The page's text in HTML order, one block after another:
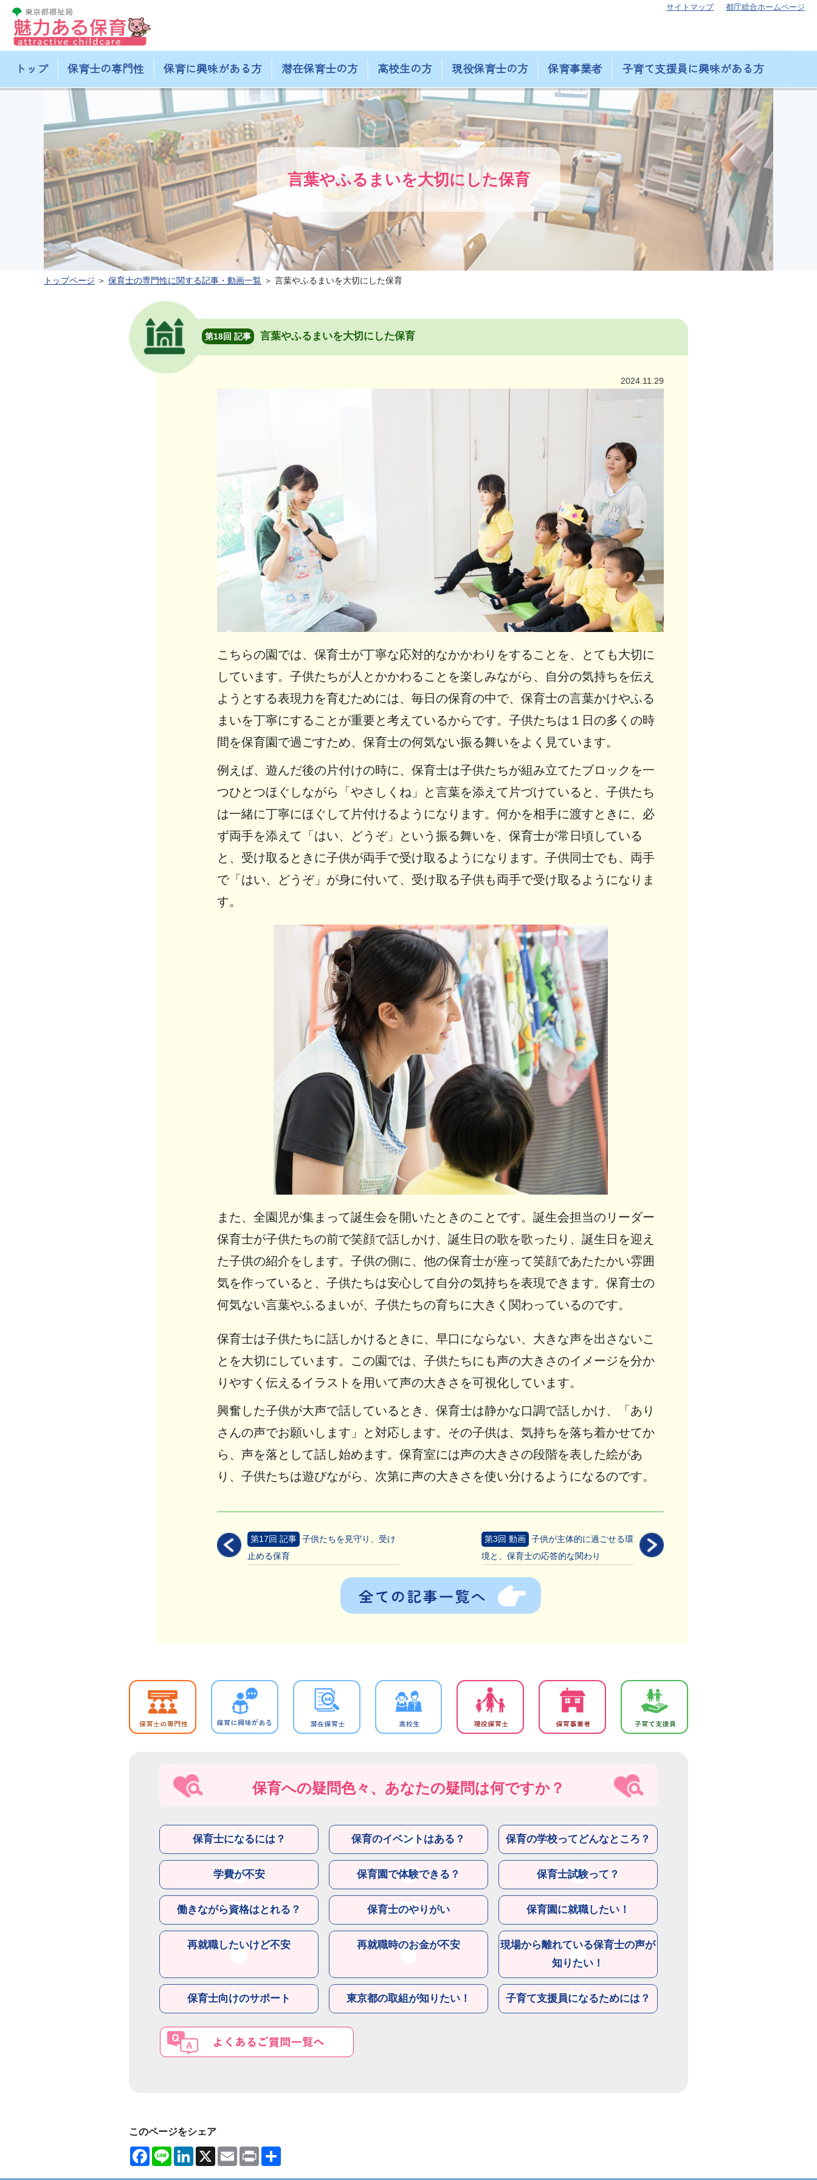
サイトマップ 都庁総合ホームページ
トップ 保育士の専門性 保育に興味がある方 潜在保育士の方 高校生の方 現役保育士の方 保育事業者 子育て支援員に興味がある方
言葉やふるまいを大切にした保育
トップページ ＞ 保育士の専門性に関する記事・動画一覧 ＞ 言葉やふるまいを大切にした保育
第18回 記事 言葉やふるまいを大切にした保育
2024.11.29
こちらの園では、保育士が丁寧な応対的なかかわりをすることを、とても大切に
しています。子供たちが人とかかわることを楽しみながら、自分の気持ちを伝え
ようとする表現力を育むためには、毎日の保育の中で、保育士の言葉かけやふる
まいを丁寧にすることが重要と考えているからです。子供たちは１日の多くの時
間を保育園で過ごすため、保育士の何気ない振る舞いをよく見ています。
例えば、遊んだ後の片付けの時に、保育士は子供たちが組み立てたブロックを一
つひとつほぐしながら「やさしくね」と言葉を添えて片づけていると、子供たち
は一緒に丁寧にほぐして片付けるようになります。何かを相手に渡すときに、必
ず両手を添えて「はい、どうぞ」という振る舞いを、保育士が常日頃している
と、受け取るときに子供が両手で受け取るようになります。子供同士でも、両手
で「はい、どうぞ」が身に付いて、受け取る子供も両手で受け取るようになりま
す。
また、全園児が集まって誕生会を開いたときのことです。誕生会担当のリーダー
保育士が子供たちの前で笑顔で話しかけ、誕生日の歌を歌ったり、誕生日を迎え
た子供の紹介をします。子供の側に、他の保育士が座って笑顔であたたかい雰囲
気を作っていると、子供たちは安心して自分の気持ちを表現できます。保育士の
何気ない言葉やふるまいが、子供たちの育ちに大きく関わっているのです。
保育士は子供たちに話しかけるときに、早口にならない、大きな声を出さないこ
とを大切にしています。この園では、子供たちにも声の大きさのイメージを分か
りやすく伝えるイラストを用いて声の大きさを可視化しています。
興奮した子供が大声で話しているとき、保育士は静かな口調で話しかけ、「あり
さんの声でお願いします」と対応します。その子供は、気持ちを落ち着かせてか
ら、声を落として話し始めます。保育室には声の大きさの段階を表した絵があ
り、子供たちは遊びながら、次第に声の大きさを使い分けるようになるのです。
第17回 記事 子供たちを見守り、受け
止める保育
第3回 動画 子供が主体的に過ごせる環
境と、保育士の応答的な関わり
保育への疑問色々、あなたの疑問は何ですか？
保育士になるには？ 保育のイベントはある？ 保育の学校ってどんなところ？
学費が不安 保育園で体験できる？ 保育士試験って？
働きながら資格はとれる？ 保育士のやりがい 保育園に就職したい！
再就職したいけど不安 再就職時のお金が不安
現場から離れている保育士の声が
知りたい！
保育士向けのサポート 東京都の取組が知りたい！ 子育て支援員になるためには？
このページをシェア
Facebook
Line LinkedIn
X EmailPrint